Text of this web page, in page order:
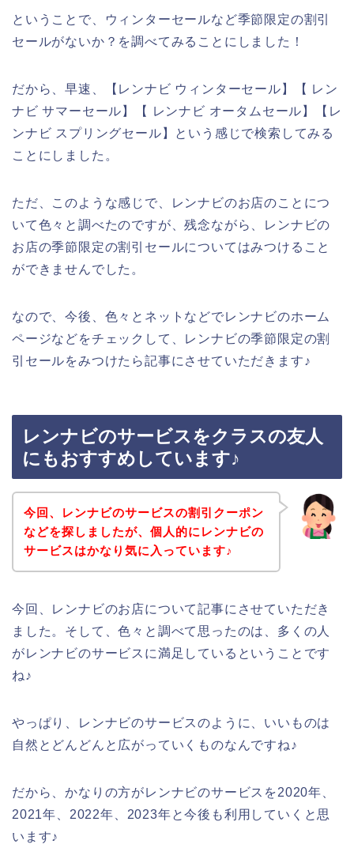
ということで、ウィンターセールなど季節限定の割引
セールがないか？を調べてみることにしました！
だから、早速、【レンナビ ウィンターセール】【 レン
ナビ サマーセール】【 レンナビ オータムセール】【レ
ンナビ スプリングセール】という感じで検索してみる
ことにしました。
ただ、このような感じで、レンナビのお店のことにつ
いて色々と調べたのですが、残念ながら、レンナビの
お店の季節限定の割引セールについてはみつけること
ができませんでした。
なので、今後、色々とネットなどでレンナビのホーム
ページなどをチェックして、レンナビの季節限定の割
引セールをみつけたら記事にさせていただきます♪
レンナビのサービスをクラスの友人
にもおすすめしています♪
今回、レンナビのサービスの割引クーポン
などを探しましたが、個人的にレンナビの
サービスはかなり気に入っています♪
今回、レンナビのお店について記事にさせていただき
ました。そして、色々と調べて思ったのは、多くの人
がレンナビのサービスに満足しているということです
ね♪
やっぱり、レンナビのサービスのように、いいものは
自然とどんどんと広がっていくものなんですね♪
だから、かなりの方がレンナビのサービスを2020年、
2021年、2022年、2023年と今後も利用していくと思
います♪